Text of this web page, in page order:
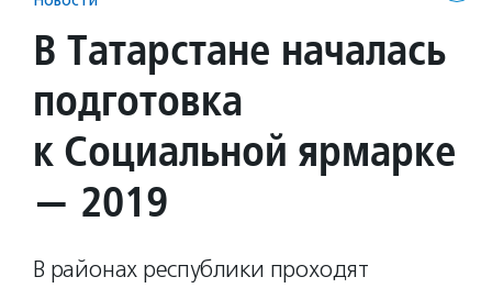
В Татарстане началась
подготовка
к Социальной ярмарке
— 2019
В районах республики проходят